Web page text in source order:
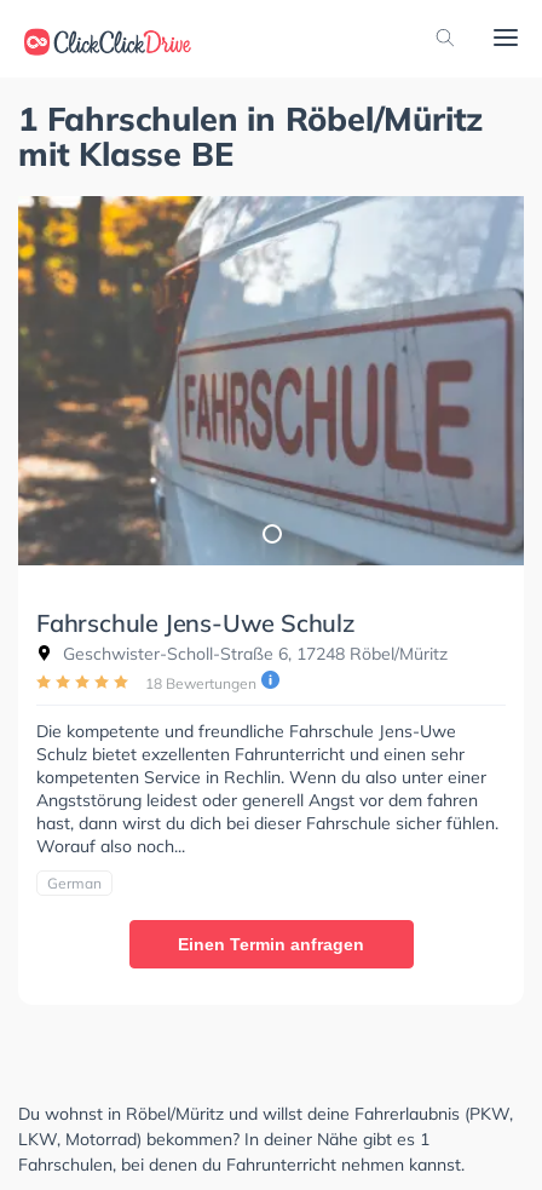
1 Fahrschulen in Röbel/Müritz
mit Klasse BE
Fahrschule Jens-Uwe Schulz
Geschwister-Scholl-Straße 6, 17248 Röbel/Müritz
18 Bewertungen
Die kompetente und freundliche Fahrschule Jens-Uwe
Schulz bietet exzellenten Fahrunterricht und einen sehr
kompetenten Service in Rechlin. Wenn du also unter einer
Angststörung leidest oder generell Angst vor dem fahren
hast, dann wirst du dich bei dieser Fahrschule sicher fühlen.
Worauf also noch...
German
Einen Termin anfragen
Du wohnst in Röbel/Müritz und willst deine Fahrerlaubnis (PKW,
LKW, Motorrad) bekommen? In deiner Nähe gibt es 1
Fahrschulen, bei denen du Fahrunterricht nehmen kannst.